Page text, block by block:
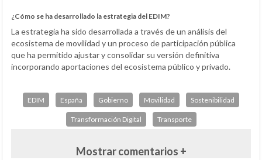
¿Cómo se ha desarrollado la estrategia del EDIM?
La estrategia ha sido desarrollada a través de un análisis del
ecosistema de movilidad y un proceso de participación pública
que ha permitido ajustar y consolidar su versión definitiva
incorporando aportaciones del ecosistema público y privado.
EDIM España Gobierno Movilidad Sostenibilidad
Transformación Digital Transporte
Mostrar comentarios +